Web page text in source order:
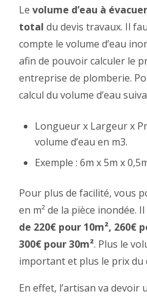
Le volume d’eau à
total du devis travaux. Il
compte le volume d’eau
afin de pouvoir calculer le
entreprise de plomberie.
calcul du volume d’eau
Longueur x Largeur x
volume d’eau en m3.
Exemple : 6m x 5m x
Pour plus de facilité, vous
en m² de la pièce inondée.
de 220€ pour 10m², 260€
300€ pour 30m². Plus le
important et plus le prix du
En effet, l’artisan va devoir